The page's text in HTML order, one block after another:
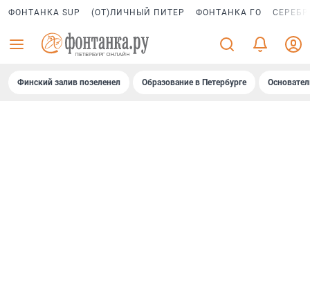
ФОНТАНКА SUP (ОТ)ЛИЧНЫЙ ПИТЕР ФОНТАНКА ГО
Финский залив позеленел Образование в Петербурге